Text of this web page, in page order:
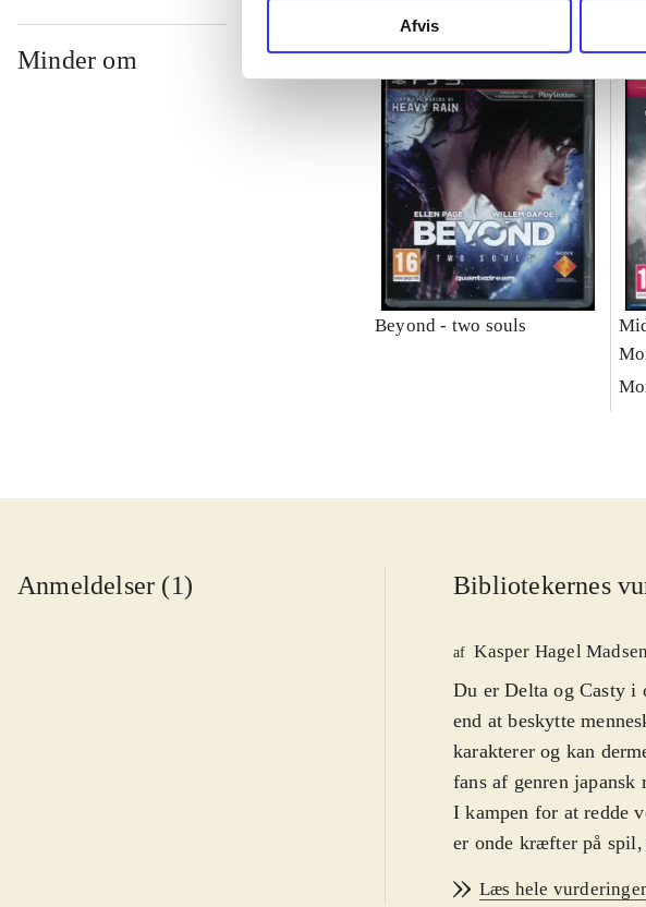
Afvis
Minder om
Beyond - two souls
Anmeldelser (1) Bibliotekernes
af Kasper Hagel Madsen
Du er Delta og Casty i
end at beskytte
karakterer og kan
fans af genren
I kampen for at redde
er onde kræfter på
Læs hele